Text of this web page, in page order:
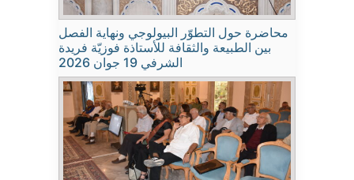
محاضرة حول التطوّر البيولوجي ونهاية الفصل
بين الطبيعة والثقافة للأستاذة فوزيّة فريدة
الشرفي 19 جوان 2026